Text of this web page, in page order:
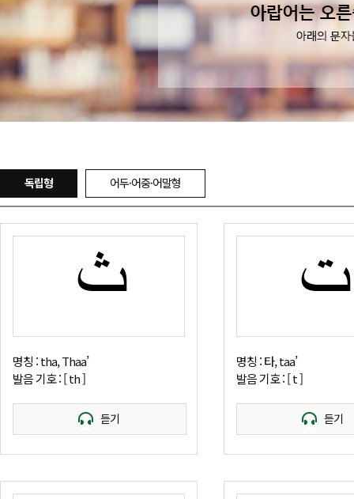
독립형 어두·어중·어말형
ث
명칭 : tha, Thaa’
발음 기호 : [ th ]
듣기
ت
명칭 : 타, taa’
발음 기호 : [ t ]
듣기